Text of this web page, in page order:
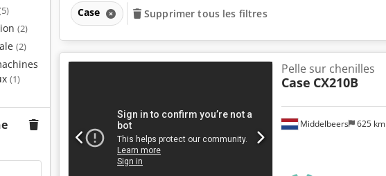
(2)
(2)
(1)
Case Supprimer tous les filtres
Middelbeers 625 km
Pelle sur chenilles
Case CX210B